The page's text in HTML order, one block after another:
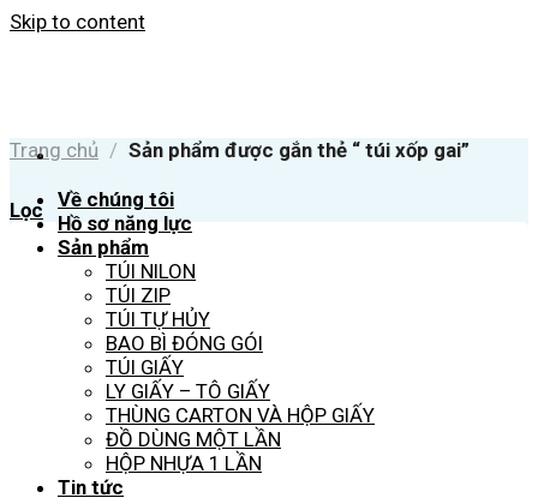
Skip to content
Về chúng tôi
Hồ sơ năng lực
Sản phẩm
TÚI NILON
TÚI ZIP
TÚI TỰ HỦY
BAO BÌ ĐÓNG GÓI
TÚI GIẤY
LY GIẤY – TÔ GIẤY
THÙNG CARTON VÀ HỘP GIẤY
ĐỒ DÙNG MỘT LẦN
HỘP NHỰA 1 LẦN
Tin tức
Trang chủ / Sản phẩm được gắn thẻ “ túi xốp gai”
Lọc